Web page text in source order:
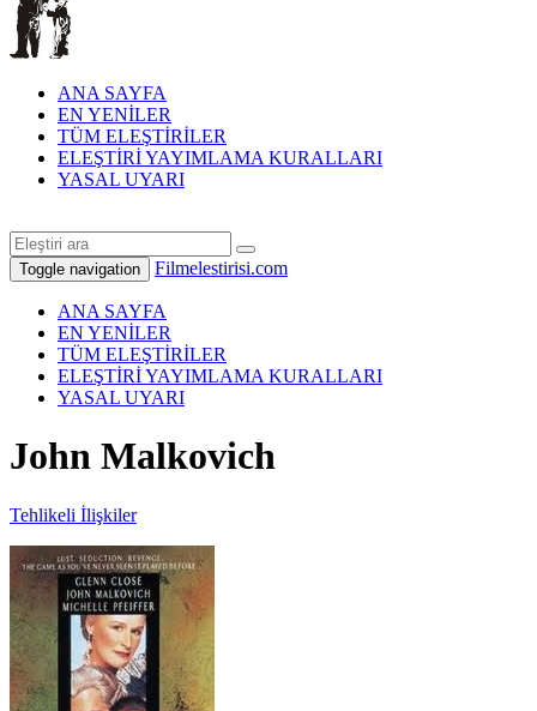
ANA SAYFA
EN YENİLER
TÜM ELEŞTİRİLER
ELEŞTİRİ YAYIMLAMA KURALLARI
YASAL UYARI
Toggle navigation Filmelestirisi.com
ANA SAYFA
EN YENİLER
TÜM ELEŞTİRİLER
ELEŞTİRİ YAYIMLAMA KURALLARI
YASAL UYARI
John Malkovich
Tehlikeli İlişkiler